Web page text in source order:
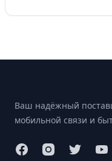
Ваш надёжный
мобильной связи и